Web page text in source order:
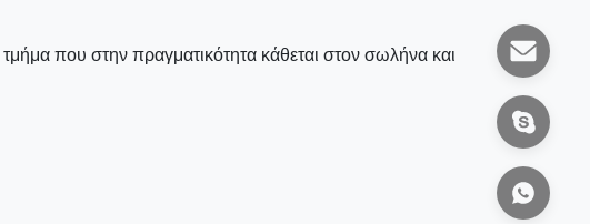
τμήμα που στην πραγματικότητα κάθεται στον σωλήνα και